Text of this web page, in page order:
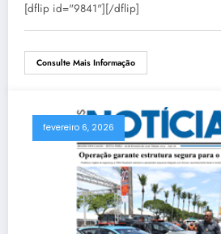
[dflip id="9841"][/dflip]
Consulte Mais Informação
fevereiro 6, 2026